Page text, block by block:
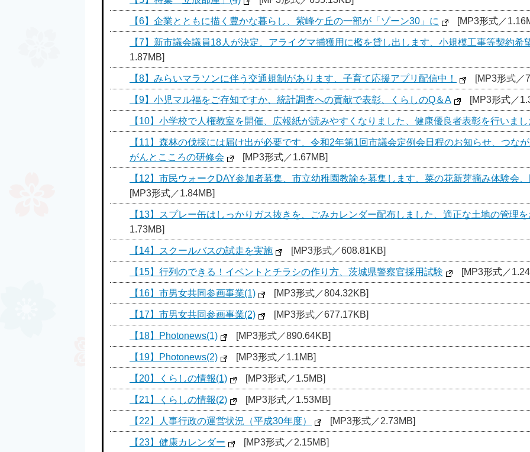
【6】企業とともに描く豊かな暮らし、紫峰ケ丘の一部が「ゾーン30」に [MP3形式／
【7】新市議会議員18人が決定、アライグマ捕獲用に檻を貸し出します、小規模工事等契約希
1.87MB]
【8】みらいマラソンに伴う交通規制があります、子育て応援アプリ配信中！ [MP3形式／
【9】小児マル福をご存知ですか、統計調査への貢献で表彰、くらしのQ＆A [MP3形式／
【10】小学校で人権教室を開催、広報紙が読みやすくなりました、健康優良者表彰を行いまし
【11】森林の伐採には届け出が必要です、令和2年第1回市議会定例会日程のお知らせ、つな
がんとこころの研修会
[MP3形式／1.67MB]
【12】市民ウォークDAY参加者募集、市立幼稚園教諭を募集します、菜の花新芽摘み体験会
[MP3形式／1.84MB]
【13】スプレー缶はしっかりガス抜きを、ごみカレンダー配布しました、適正な土地の管理
1.73MB]
【14】スクールバスの試走を実施 [MP3形式／608.81KB]
【15】行列のできる！イベントとチラシの作り方、茨城県警察官採用試験 [MP3形式／
【16】市男女共同参画事業(1) [MP3形式／804.32KB]
【17】市男女共同参画事業(2) [MP3形式／677.17KB]
【18】Photonews(1) [MP3形式／890.64KB]
【19】Photonews(2) [MP3形式／1.1MB]
【20】くらしの情報(1) [MP3形式／1.5MB]
【21】くらしの情報(2) [MP3形式／1.53MB]
【22】人事行政の運営状況（平成30年度） [MP3形式／2.73MB]
【23】健康カレンダー [MP3形式／2.15MB]